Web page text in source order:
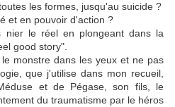
les formes, jusqu'au suicide ?
et en pouvoir d'action ?
nier le réel en plongeant dans la
good story".
monstre dans les yeux et ne pas
que j'utilise dans mon recueil,
et de Pégase, son fils, le
du traumatisme par le héros